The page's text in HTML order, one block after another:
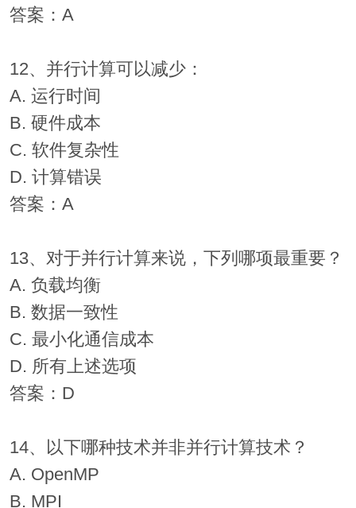
答案：A
12、并行计算可以减少：
A. 运行时间
B. 硬件成本
C. 软件复杂性
D. 计算错误
答案：A
13、对于并行计算来说，下列哪项最重要？
A. 负载均衡
B. 数据一致性
C. 最小化通信成本
D. 所有上述选项
答案：D
14、以下哪种技术并非并行计算技术？
A. OpenMP
B. MPI